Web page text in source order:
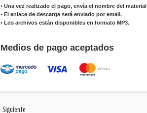
• Una vez realizado el pago, envía el nombre del
• El enlace de descarga será enviado por email.
• Los archivos están disponibles en formato MP3.
Medios de pago aceptados
Siguiente